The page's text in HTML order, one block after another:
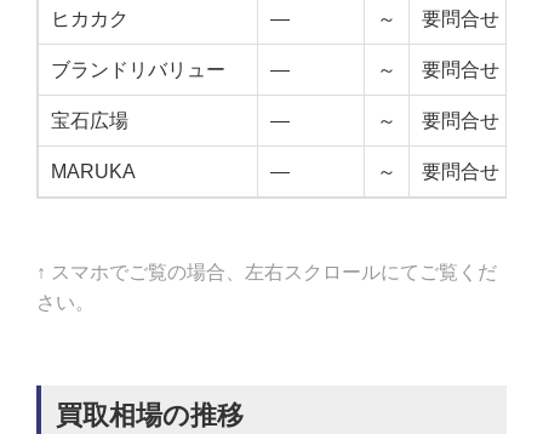
ヒカカク — ～ 要問合せ
ブランドリバリュー — ～ 要問合せ
宝石広場 — ～ 要問合せ
MARUKA — ～ 要問合せ
↑ スマホでご覧の場合、左右スクロールにてご覧くだ
さい。
買取相場の推移